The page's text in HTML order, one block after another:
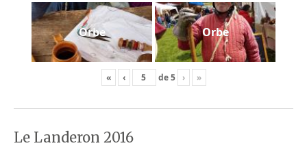
Orbe Orbe
« ‹ de5 › »
Le Landeron 2016